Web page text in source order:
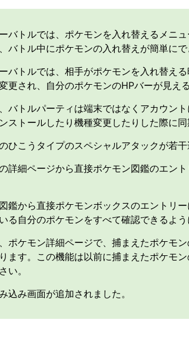
バトルでは、ポケモンを入れ替えるメニ
バトル中にポケモンの入れ替えが簡単にで
バトルでは、相手がポケモンを入れ替え
更され、自分のポケモンのHPバーが見え
バトルパーティは端末ではなくアカウン
ストールしたり機種変更したりした際に同
ひこうタイプのスペシャルアタックが若干
詳細ページから直接ポケモン図鑑のエン
鑑から直接ポケモンボックスのエントリ
る自分のポケモンをすべて確認できるよう
ポケモン詳細ページで、捕まえたポケモ
ます。この機能は以前に捕まえたポケモ
い。
込み画面が追加されました。